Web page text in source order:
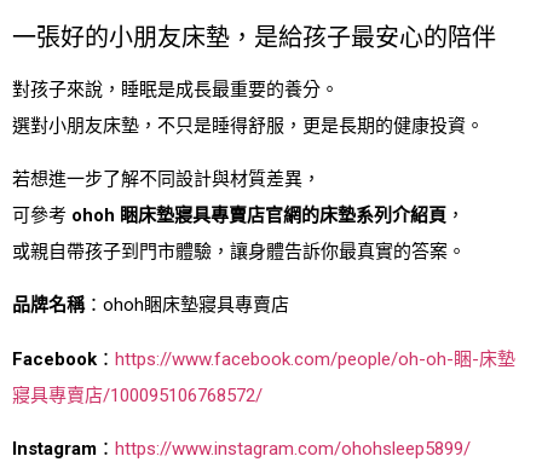
一張好的小朋友床墊，是給孩子最安心的陪伴
對孩子來說，睡眠是成長最重要的養分。
選對小朋友床墊，不只是睡得舒服，更是長期的健康投資。
若想進一步了解不同設計與材質差異，
可參考 ohoh 睏床墊寢具專賣店官網的床墊系列介紹頁 ，
或親自帶孩子到門市體驗，讓身體告訴你最真實的答案。
品牌名稱：ohoh睏床墊寢具專賣店
Facebook ： https://www.facebook.com/people/oh-oh-睏-床墊
寢具專賣店/100095106768572/
Instagram ： https://www.instagram.com/ohohsleep5899/